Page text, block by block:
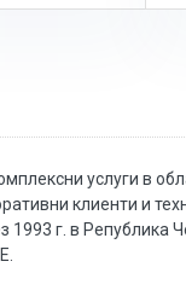
услуги в
клиенти и
1993 г. в